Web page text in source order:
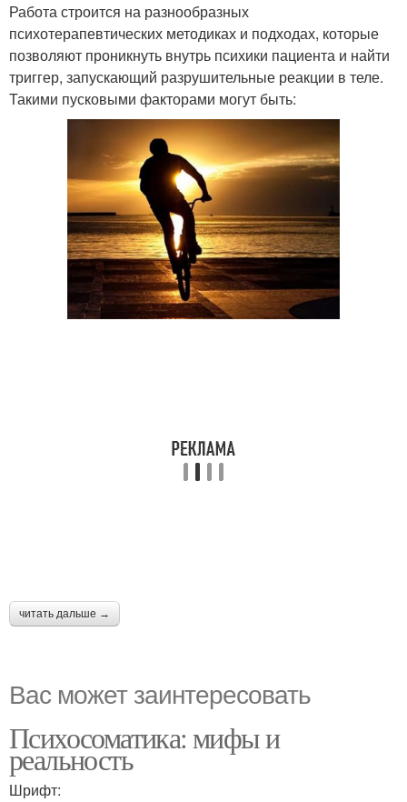
Работа строится на разнообразных
психотерапевтических методиках и подходах, которые
позволяют проникнуть внутрь психики пациента и найти
триггер, запускающий разрушительные реакции в теле.
Такими пусковыми факторами могут быть:
читать дальше →
Вас может заинтересовать
Психосоматика: мифы и
реальность
Шрифт: